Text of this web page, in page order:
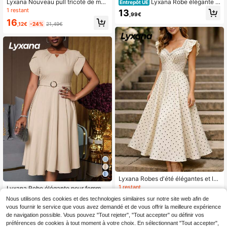
Lyxana Nouveau pull tricoté de mod
e mixte européenne et américaine
1 restant
16 ,12€ -24% 21,49€
Lyxana Robe élégante pour femme
avec col rond, manches bouffantes
plissées, ceinture à la taille et silhou
ette évasée, convenant pour le trav
ail
15,83€
Entrepôt UE Lyxana Robe élégante é
vasée à manches volantées de coul
eur unie pour femmes, été
13 ,99€
Lyxana Robes d'été élégantes et lo
ngues tressées pour femmes
1 restant
9,00€
Nous utilisons des cookies et des technologies similaires sur notre site web afin de
vous fournir le service que vous avez demandé et de vous offrir la meilleure expérience
de navigation possible. Vous pouvez "Tout rejeter", "Tout accepter" ou définir vos
préférences de cookies à tout moment à votre choix. En sélectionnant "Tout accepter",